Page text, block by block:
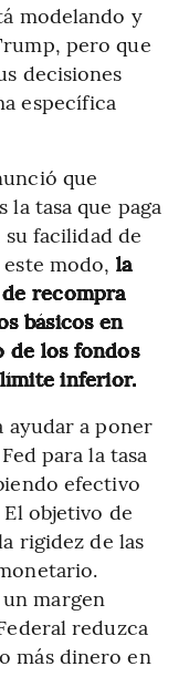
modelando y
pero que
decisiones
específica
que
tasa que paga
facilidad de
modo, la
recompra
básicos en
de los fondos
inferior.
ayudar a poner
para la tasa
efectivo
objetivo de
rigidez de las
margen
reduzca
más dinero en